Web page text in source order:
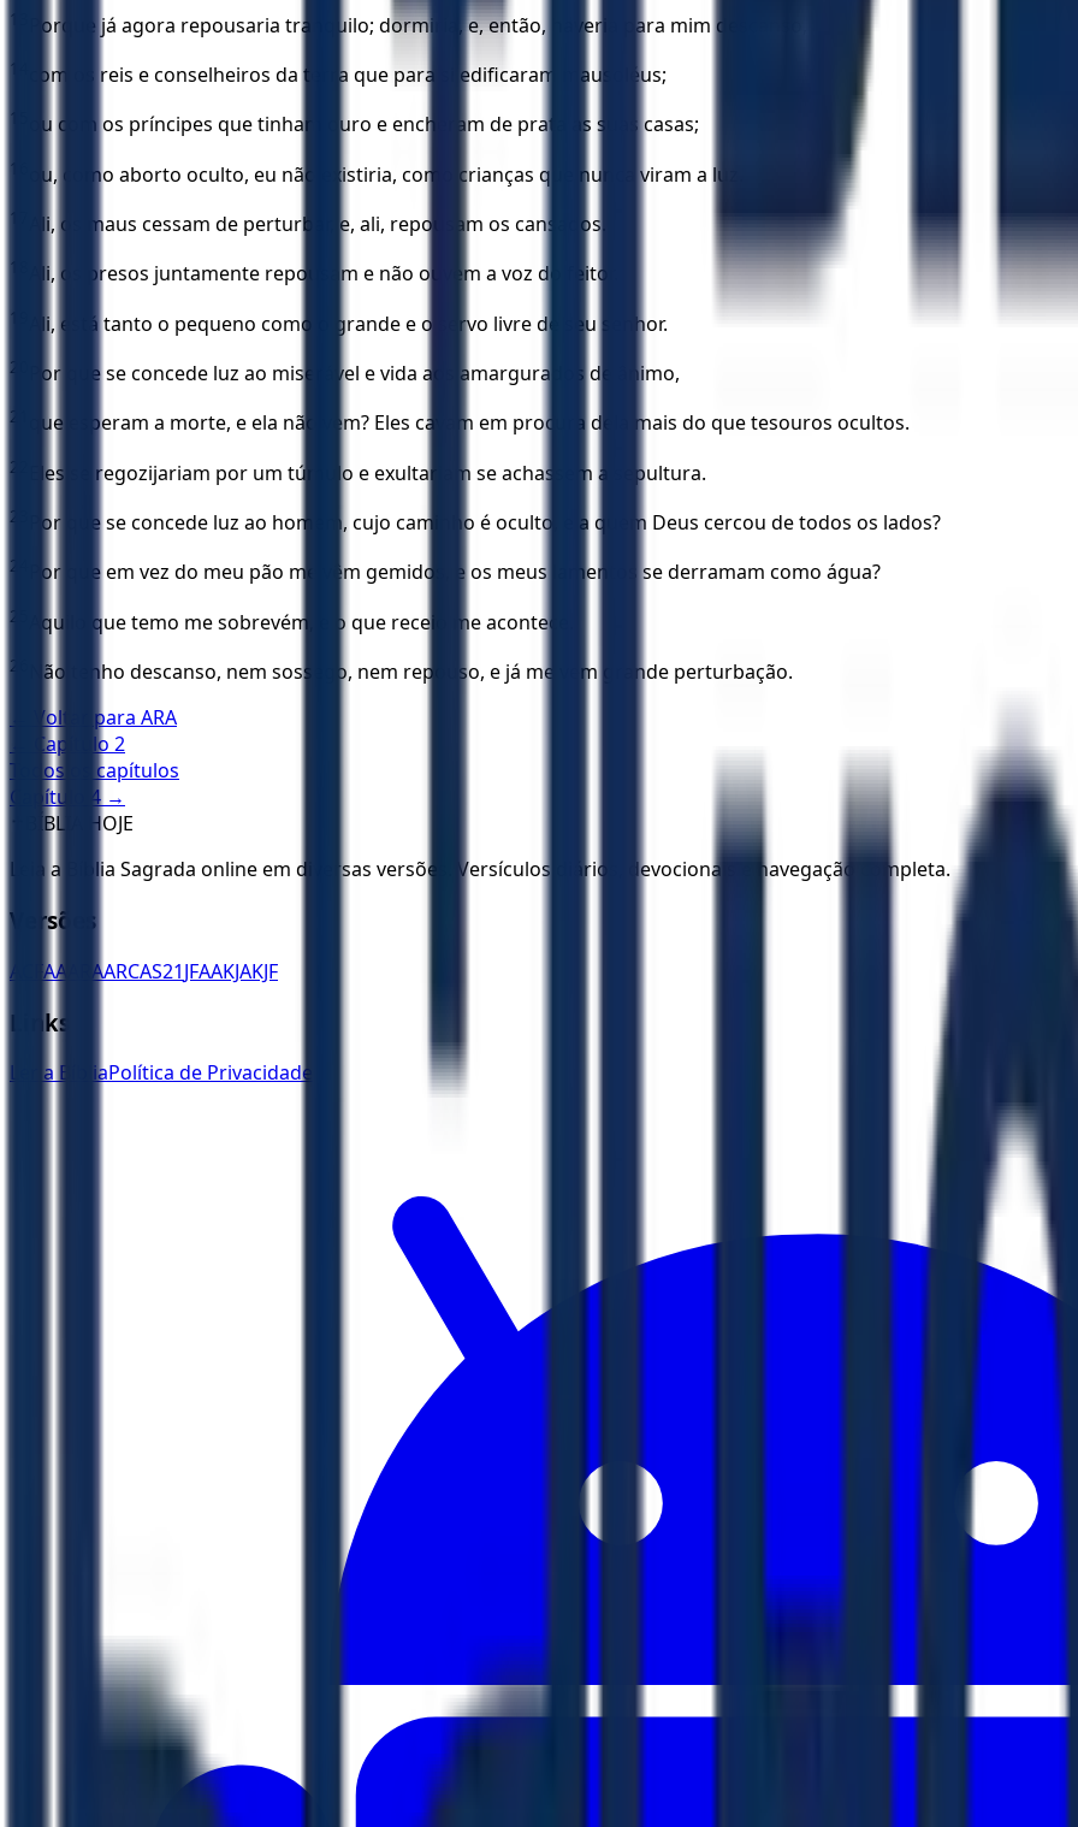
13 Porque já agora repousaria tranquilo; dormiria, e, então, haveria para mim descanso,
14 com os reis e conselheiros da terra que para si edificaram mausoléus;
15 ou com os príncipes que tinham ouro e encheram de prata as suas casas;
16 ou, como aborto oculto, eu não existiria, como crianças que nunca viram a luz.
17 Ali, os maus cessam de perturbar, e, ali, repousam os cansados.
18 Ali, os presos juntamente repousam e não ouvem a voz do feitor.
19 Ali, está tanto o pequeno como o grande e o servo livre de seu senhor.
20 Por que se concede luz ao miserável e vida aos amargurados de ânimo,
21 que esperam a morte, e ela não vem? Eles cavam em procura dela mais do que tesouros ocultos.
22 Eles se regozijariam por um túmulo e exultariam se achassem a sepultura.
23 Por que se concede luz ao homem, cujo caminho é oculto, e a quem Deus cercou de todos os lados?
24 Por que em vez do meu pão me vêm gemidos, e os meus lamentos se derramam como água?
25 Aquilo que temo me sobrevém, e o que receio me acontece.
26
Não tenho descanso, nem sossego, nem repouso, e já me vem grande perturbação.
← Voltar para ARA
← Capítulo 2
Todos os capítulos
Capítulo
4 →
BÍBLIA HOJE
Leia a Bíblia Sagrada online em diversas versões. Versículos diários, devocionais e navegação completa.
Versões
ACFAA ARAARCAS21JFAAKJAKJF
Links
Ler a BíbliaPolítica de Privacidade